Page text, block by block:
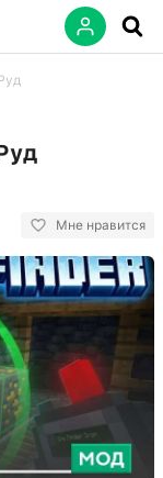
Мне нравится